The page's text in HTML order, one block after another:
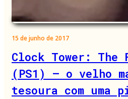
15 de junho de 2017
Clock Tower:
(PS1) – o velho
tesoura com uma